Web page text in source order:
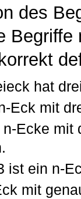
des
Begriffe
hat
Eck mit
n-Ecke mit
ist ein n-
mit